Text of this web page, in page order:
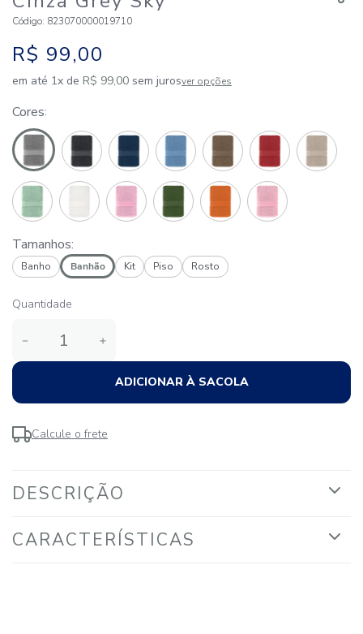
Código: 823070000019710
R$ 99,00
em até 1x de R$ 99,00 sem jurosver opções
Cores
Tamanhos:
Banho Banhão Kit Piso Rosto
Quantidade
＋
－
ADICIONAR À SACOLA
Calcule o frete
DESCRIÇÃO
CARACTERÍSTICAS